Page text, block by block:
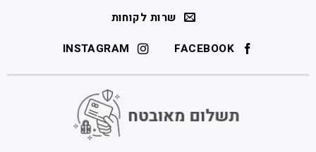
שרות לקוחות
FACEBOOK
INSTAGRAM